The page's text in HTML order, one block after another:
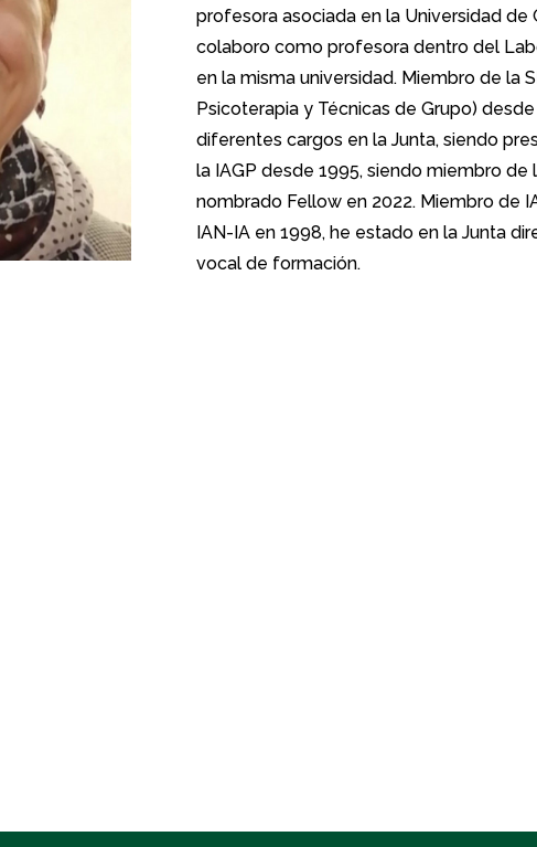
profesora asociada en la Universidad
colaboro como profesora dentro del
en la misma universidad. Miembro de la
Psicoterapia y Técnicas de Grupo)
diferentes cargos en la Junta, siendo
la IAGP desde 1995, siendo miembro
nombrado Fellow en 2022. Miembro de
IAN-IA en 1998, he estado en la Junta
vocal de formación.